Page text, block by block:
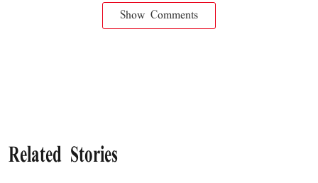
Show Comments
Related Stories